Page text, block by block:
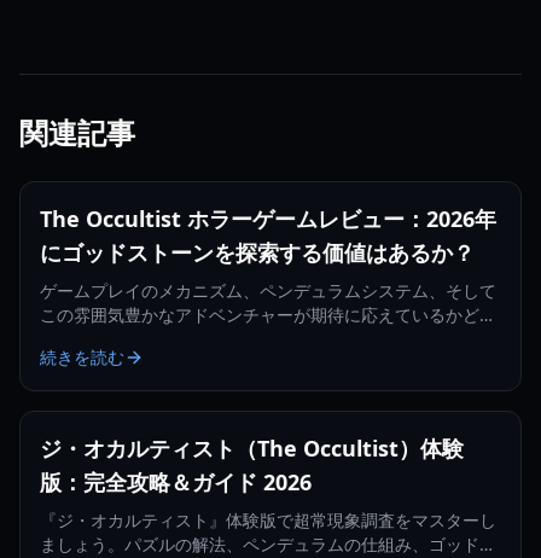
関連記事
The Occultist ホラーゲームレビュー：2026年
にゴッドストーンを探索する価値はあるか？
ゲームプレイのメカニズム、ペンデュラムシステム、そして
この雰囲気豊かなアドベンチャーが期待に応えているかどう
ー。
続きを読む
ジ・オカルティスト（The Occultist）体験
版：完全攻略＆ガイド 2026
『ジ・オカルティスト』体験版で超常現象調査をマスターし
ましょう。パズルの解法、ペンデュラムの仕組み、ゴッドス